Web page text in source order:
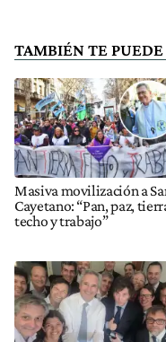
TAMBIÉN TE PUEDE
Masiva movilización a
Cayetano: “Pan, paz,
techo y trabajo”